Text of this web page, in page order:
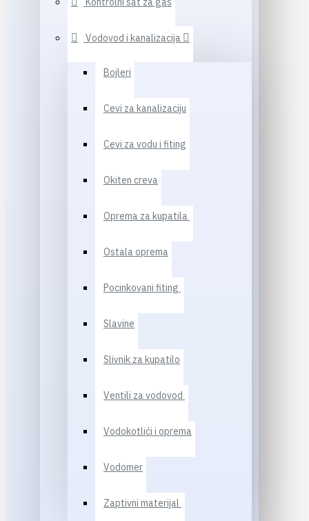
Vodovod i kanalizacija
Bojleri
Cevi za kanalizaciju
Cevi za vodu i fiting
Okiten creva
Oprema za kupatila
Ostala oprema
Pocinkovani fiting
Slavine
Slivnik za kupatilo
Ventili za vodovod
Vodokotlići i oprema
Vodomer
Zaptivni materijal